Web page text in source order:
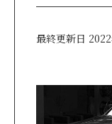
最終更新日